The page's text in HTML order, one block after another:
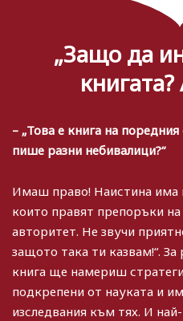
„Защо да
– „Това е книга на
пише разни небивалици?“
Имаш право! Наистина има
които правят препоръки на
авторитет. Не звучи
защото така ти казвам!“. За
книга ще намериш
подкрепени от науката и
изследвания към тях. И